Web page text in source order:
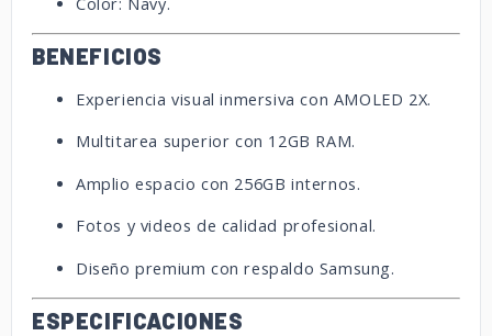
BENEFICIOS
Experiencia visual inmersiva con AMOLED 2X.
Multitarea superior con 12GB RAM.
Amplio espacio con 256GB internos.
Fotos y videos de calidad profesional.
Diseño premium con respaldo Samsung.
ESPECIFICACIONES